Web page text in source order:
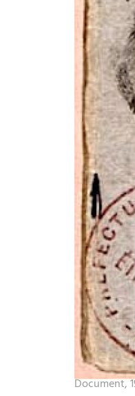
Document,